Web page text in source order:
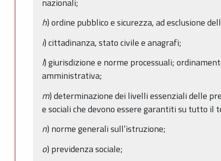
h) ordine pubblico e sicurezza, ad esclusione
i) cittadinanza, stato civile e anagrafi;
l) giurisdizione e norme processuali;
amministrativa;
m) determinazione dei livelli essenziali delle
e sociali che devono essere garantiti su tutto il
n) norme generali sull’istruzione;
o) previdenza sociale;